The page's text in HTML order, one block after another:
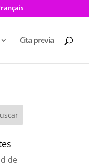
Cita previa
de